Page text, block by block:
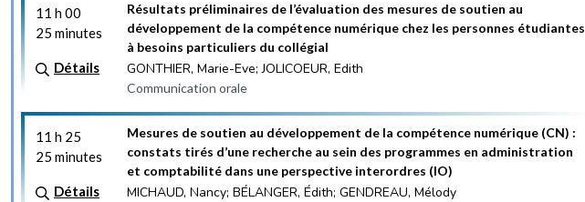
11 h 00
25 minutes
Détails
Résultats préliminaires de l’évaluation des mesures de soutien au
développement de la compétence numérique chez les personnes étudiantes
à besoins particuliers du collégial
GONTHIER, Marie-Eve; JOLICOEUR, Edith
Communication orale
11 h 25
25 minutes
Détails
Mesures de soutien au développement de la compétence numérique (CN) :
constats tirés d’une recherche au sein des programmes en administration
et comptabilité dans une perspective interordres (IO)
MICHAUD, Nancy; BÉLANGER, Édith; GENDREAU, Mélody